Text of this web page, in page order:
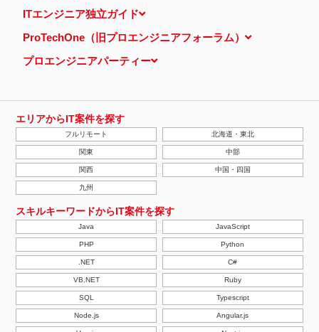
当ウェブサイトでは、広告配信事業者が提供するプログラムを利用
し、特定のサイトにおいて行動ターゲティング広告（サイト閲覧情
報などをもとにユーザーの興味・関心にあわせて広告を配信する広
告手法）を行っております。 その際、ユーザーのサイト訪問履歴
情報を採取するためCookieを使用しています（ただし、個人を特
定・識別できるような情報は一切含まれておりません）。
正、その他個人情報の安全管理のために必要かつ適切な措置を講じ
ます。
当社の個人情報の取扱いに関する苦情、相談等の問合せ先
株式会社ＰＥ－ＢＡＮＫ 個人情報相談窓口
FAX：03-3446-4180
Email：privacy@mcea.co.jp
【2019年10月7日 改訂】
ITエンジニア独立ガイド
ProTechOne（旧プロエンジニアフォーラム）
プロエンジニアパーティー
エリアからIT案件を探す
フルリモート 北海道・東北
関東 中部
関西 中国・四国
九州
スキルキーワードからIT案件を探す
Java JavaScript
PHP Python
.NET C#
VB.NET Ruby
SQL Typescript
Node.js Angular.js